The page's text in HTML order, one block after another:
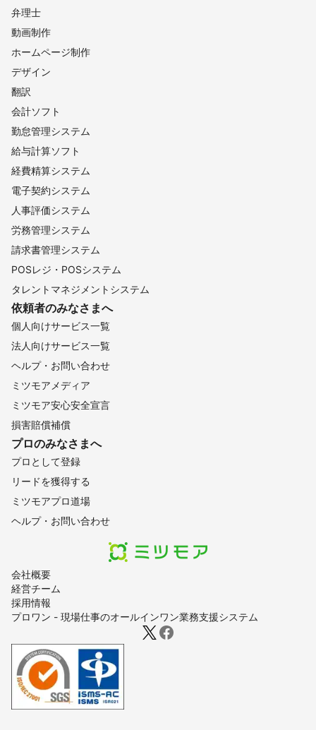
会社概要
経営チーム
採用情報
プロワン - 現場仕事のオールインワン業務支援システム
弁理士
動画制作
ホームページ制作
デザイン
翻訳
会計ソフト
勤怠管理システム
給与計算ソフト
経費精算システム
電子契約システム
人事評価システム
労務管理システム
請求書管理システム
POSレジ・POSシステム
タレントマネジメントシステム
依頼者のみなさまへ
個人向けサービス一覧
法人向けサービス一覧
ヘルプ・お問い合わせ
ミツモアメディア
ミツモア安心安全宣言
損害賠償補償
プロのみなさまへ
プロとして登録
リードを獲得する
ミツモアプロ道場
ヘルプ・お問い合わせ